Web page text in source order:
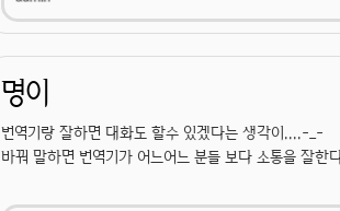
명이
번역기랑 잘하면 대화도 할수 있겠다는 생각이....-_-
바꿔 말하면 번역기가 어느어느 분들 보다 소통을 잘한